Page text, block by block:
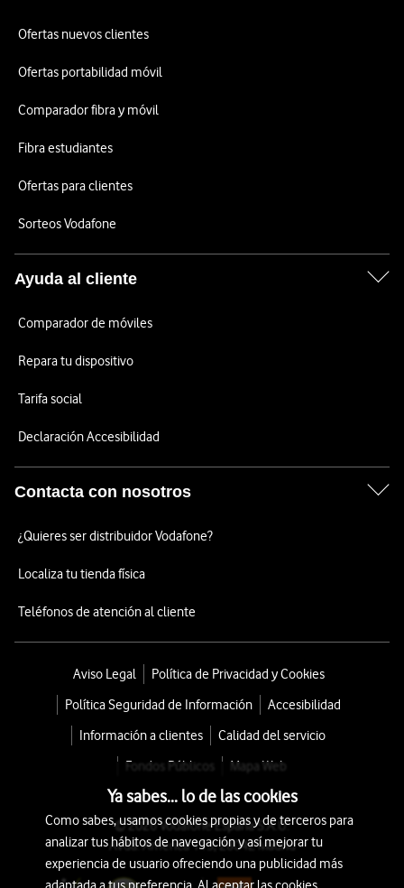
Ofertas nuevos clientes
Ofertas portabilidad móvil
Comparador fibra y móvil
Fibra estudiantes
Ofertas para clientes
Sorteos Vodafone
Ayuda al cliente
Comparador de móviles
Repara tu dispositivo
Tarifa social
Declaración Accesibilidad
Contacta con nosotros
¿Quieres ser distribuidor Vodafone?
Localiza tu tienda física
Teléfonos de atención al cliente
Aviso Legal
Política de Privacidad y Cookies
Política Seguridad de Información
Accesibilidad
Información a clientes
Calidad del servicio
Fondos Públicos
Mapa Web
© 2026 Vodafone España S.A.U.
Avda. América 115, 28042 Madrid
Ya sabes... lo de las cookies
Como sabes, usamos cookies propias y de terceros para
analizar tus hábitos de navegación y así mejorar tu
experiencia de usuario ofreciendo una publicidad más